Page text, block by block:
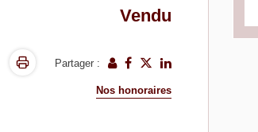
Vendu
Partager :
Nos honoraires